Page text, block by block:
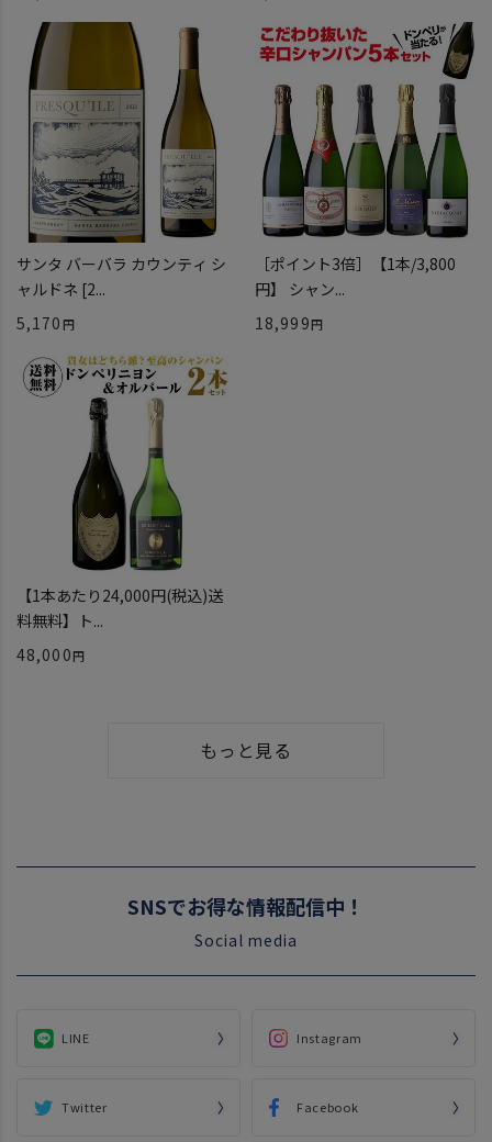
サンタ バーバラ カウンティ シ
ャルドネ [2...
5,170
［ポイント3倍］【1本/3,800
円】 シャン...
18,999
【1本あたり24,000円(税込)送
料無料】ト...
48,000
もっと見る
SNSでお得な情報配信中！
Social media
LINE Instagram
Twitter Facebook